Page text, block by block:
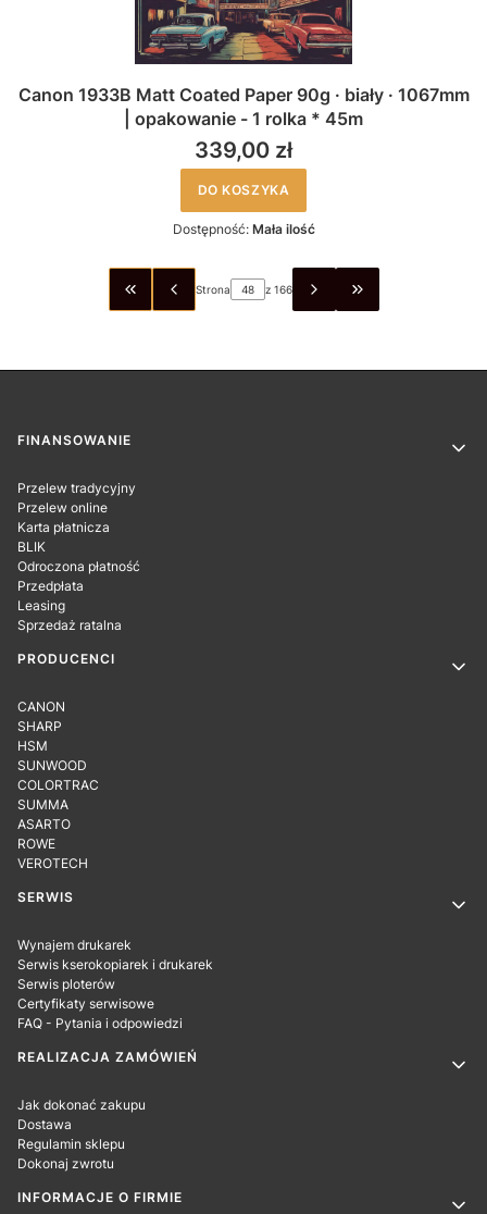
Canon 1933B Matt Coated Paper 90g · biały · 1067mm
| opakowanie - 1 rolka * 45m
339,00 zł
DO KOSZYKA
Dostępność: Mała ilość
WRÓĆ DO PIERWSZEJ STRONY Z PRODUKTAMI
Strona z 166 PRZEJDŹ DO
Linki w stopce
FINANSOWANIE
Przelew tradycyjny
Przelew online
Karta płatnicza
BLIK
Odroczona płatność
Przedpłata
Leasing
Sprzedaż ratalna
PRODUCENCI
CANON
SHARP
HSM
SUNWOOD
COLORTRAC
SUMMA
ASARTO
ROWE
VEROTECH
SERWIS
Wynajem drukarek
Serwis kserokopiarek i drukarek
Serwis ploterów
Certyfikaty serwisowe
FAQ - Pytania i odpowiedzi
REALIZACJA ZAMÓWIEŃ
Jak dokonać zakupu
Dostawa
Regulamin sklepu
Dokonaj zwrotu
INFORMACJE O FIRMIE